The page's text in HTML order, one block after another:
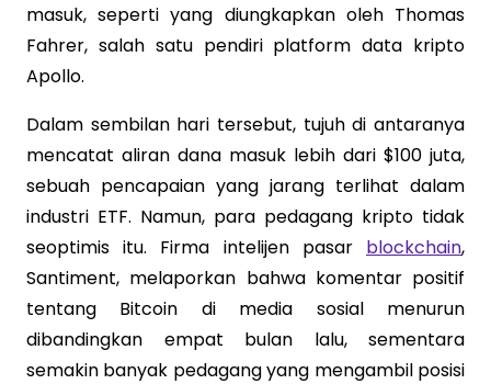
masuk, seperti yang diungkapkan oleh Thomas
Fahrer, salah satu pendiri platform data kripto
Apollo.
Dalam sembilan hari tersebut, tujuh di antaranya
mencatat aliran dana masuk lebih dari $100 juta,
sebuah pencapaian yang jarang terlihat dalam
industri ETF. Namun, para pedagang kripto tidak
seoptimis itu. Firma intelijen pasar blockchain,
Santiment, melaporkan bahwa komentar positif
tentang Bitcoin di media sosial menurun
dibandingkan empat bulan lalu, sementara
semakin banyak pedagang yang mengambil posisi